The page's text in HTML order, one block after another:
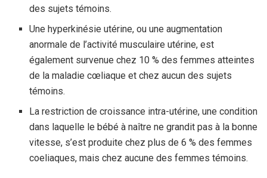
des sujets témoins.
Une hyperkinésie utérine, ou une augmentation
anormale de l’activité musculaire utérine, est
également survenue chez 10 % des femmes atteintes
de la maladie cœliaque et chez aucun des sujets
témoins.
La restriction de croissance intra-utérine, une condition
dans laquelle le bébé à naître ne grandit pas à la bonne
vitesse, s’est produite chez plus de 6 % des femmes
coeliaques, mais chez aucune des femmes témoins.